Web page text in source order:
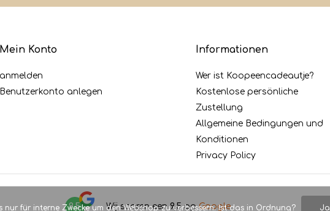
Mein Konto
anmelden
Benutzerkonto anlegen
Informationen
Wer ist Koopeencadeautje?
Kostenlose persönliche
Zustellung
Allgemeine Bedingungen und
Konditionen
Privacy Policy
9,5 Wij scoren een9,5opGoogle
nur für interne Zwecke um den Webshop zu verbessern. Ist das in Ordnung? Ja